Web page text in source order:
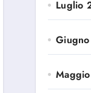
Luglio